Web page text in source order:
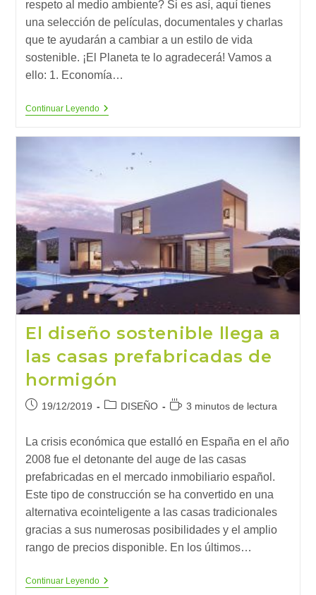
respeto al medio ambiente? Si es así, aquí tienes
una selección de películas, documentales y charlas
que te ayudarán a cambiar a un estilo de vida
sostenible. ¡El Planeta te lo agradecerá! Vamos a
ello: 1. Economía…
Continuar Leyendo10
Te
El diseño sostenible llega a
las casas prefabricadas de
hormigón
Publicación
entrada:
19/12/2019
Categoría
entrada:
DISEÑO
Tiempo
lectura:
3 minutos de lectura
La crisis económica que estalló en España en el año
2008 fue el detonante del auge de las casas
prefabricadas en el mercado inmobiliario español.
Este tipo de construcción se ha convertido en una
alternativa ecointeligente a las casas tradicionales
gracias a sus numerosas posibilidades y el amplio
rango de precios disponible. En los últimos…
Continuar LeyendoEl